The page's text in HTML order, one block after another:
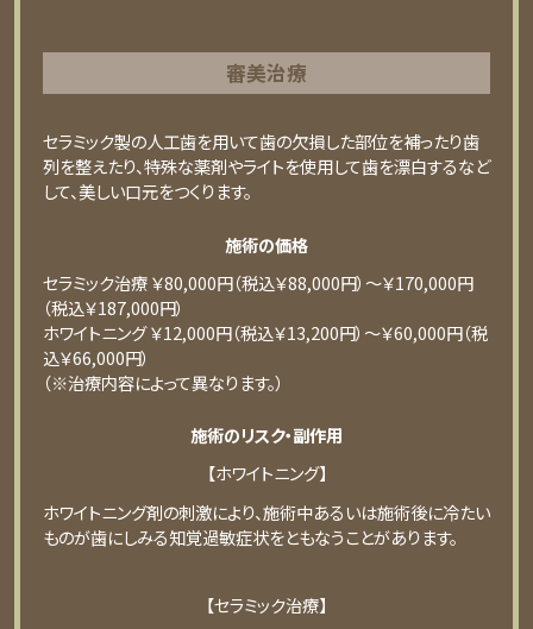
審美治療
セラミック製の⼈⼯⻭を⽤いて⻭の⽋損した部位を補ったり⻭
列を整えたり、特殊な薬剤やライトを使⽤して⻭を漂⽩するなど
して、美しい⼝元をつくります。
施術の価格
セラミック治療 ￥80,000円（税込￥88,000円）〜￥170,000円
（税込￥187,000円）
ホワイトニング ￥12,000円（税込￥13,200円）〜￥60,000円（税
込￥66,000円）
（※治療内容によって異なります。）
施術のリスク・副作用
【ホワイトニング】
ホワイトニング剤の刺激により、施術中あるいは施術後に冷たい
ものが⻭にしみる知覚過敏症状をともなうことがあります。
【セラミック治療】